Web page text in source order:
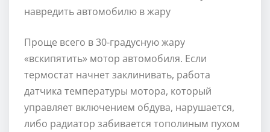
Проще всего в 30-градусную жару
«вскипятить» мотор автомобиля. Если
термостат начнет заклинивать, работа
датчика температуры мотора, который
управляет включением обдува, нарушается,
либо радиатор забивается тополиным пухом